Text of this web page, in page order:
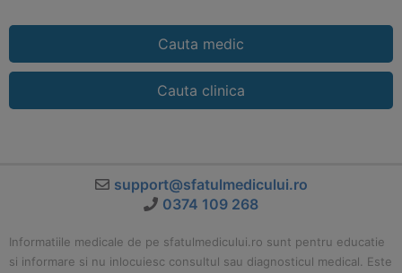
Cauta medic
Cauta clinica
support@sfatulmedicului.ro
0374 109 268
Informatiile medicale de pe sfatulmedicului.ro sunt pentru educatie
si informare si nu inlocuiesc consultul sau diagnosticul medical. Este